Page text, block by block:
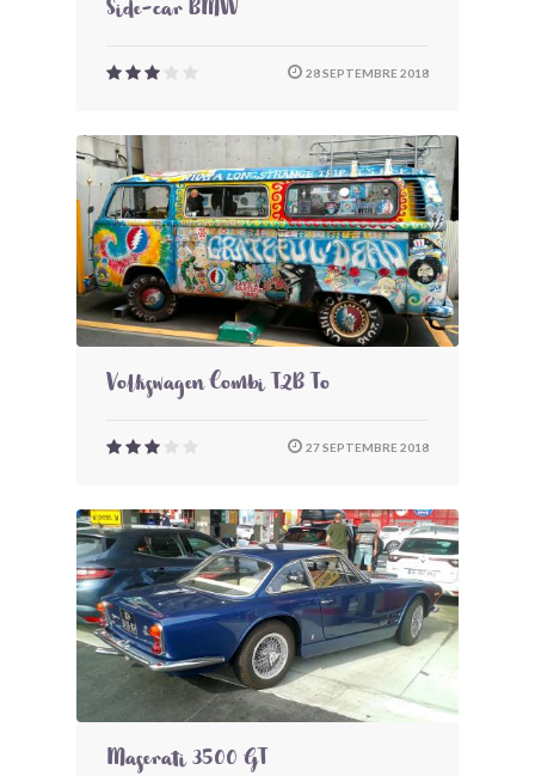
Side-car BMW
28 SEPTEMBRE 2018
Volkswagen Combi T2B To
27 SEPTEMBRE 2018
Maserati 3500 GT